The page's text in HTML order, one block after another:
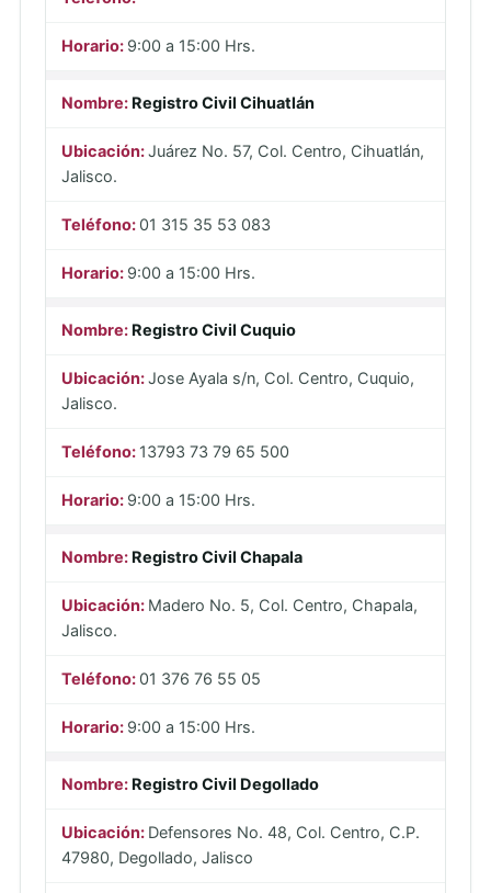
9:00 a 15:00 Hrs.
Registro Civil Cihuatlán
Juárez No. 57, Col. Centro, Cihuatlán,
Jalisco.
01 315 35 53 083
9:00 a 15:00 Hrs.
Registro Civil Cuquio
Jose Ayala s/n, Col. Centro, Cuquio,
Jalisco.
13793 73 79 65 500
9:00 a 15:00 Hrs.
Registro Civil Chapala
Madero No. 5, Col. Centro, Chapala,
Jalisco.
01 376 76 55 05
9:00 a 15:00 Hrs.
Registro Civil Degollado
Defensores No. 48, Col. Centro, C.P.
47980, Degollado, Jalisco